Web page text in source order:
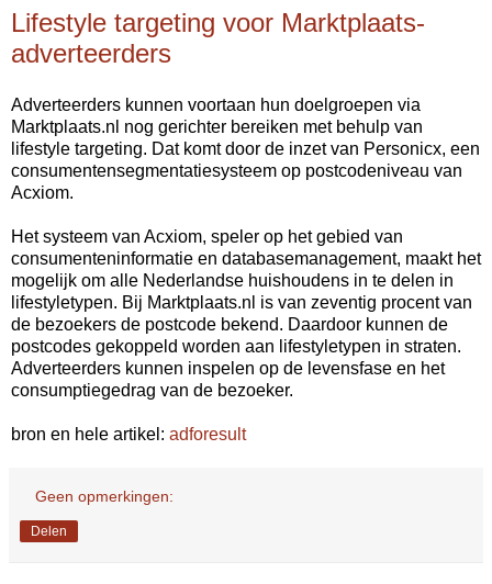
Lifestyle targeting voor Marktplaats-
adverteerders
Adverteerders kunnen voortaan hun doelgroepen via
Marktplaats.nl nog gerichter bereiken met behulp van
lifestyle targeting. Dat komt door de inzet van Personicx, een
consumentensegmentatiesysteem op postcodeniveau van
Acxiom.
Het systeem van Acxiom, speler op het gebied van
consumenteninformatie en databasemanagement, maakt het
mogelijk om alle Nederlandse huishoudens in te delen in
lifestyletypen. Bij Marktplaats.nl is van zeventig procent van
de bezoekers de postcode bekend. Daardoor kunnen de
postcodes gekoppeld worden aan lifestyletypen in straten.
Adverteerders kunnen inspelen op de levensfase en het
consumptiegedrag van de bezoeker.
bron en hele artikel: adforesult
Geen opmerkingen:
Delen